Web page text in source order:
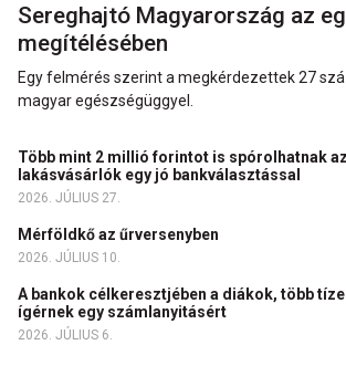
Sereghajtó Magyarország az
megítélésében
Egy felmérés szerint a megkérdezettek 27
magyar egészségüggyel.
Több mint 2 millió forintot is spórolhatnak
lakásvásárlók egy jó bankválasztással
2026. JÚLIUS 27.
Mérföldkő az űrversenyben
2026. JÚLIUS 10.
A bankok célkeresztjében a diákok, több
ígérnek egy számlanyitásért
2026. JÚLIUS 6.